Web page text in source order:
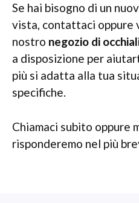
Se hai bisogno di un
vista, contattaci oppure
nostro negozio di
a disposizione per
più si adatta alla tua
specifiche.
Chiamaci subito oppure
risponderemo nel più